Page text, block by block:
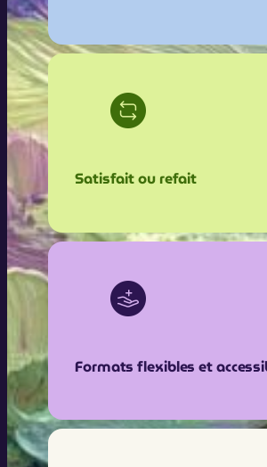
Satisfait ou refait
Formats flexibles et